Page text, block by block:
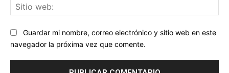
Guardar mi nombre, correo electrónico y sitio web en este
navegador la próxima vez que comente.